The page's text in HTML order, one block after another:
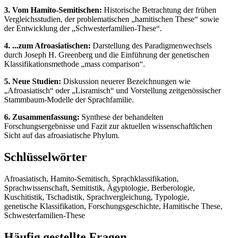
3. Vom Hamito-Semitischen: Historische Betrachtung der frühen
Vergleichsstudien, der problematischen „hamitischen These“ sowie
der Entwicklung der „Schwesterfamilien-These“.
4. ...zum Afroasiatischen: Darstellung des Paradigmenwechsels
durch Joseph H. Greenberg und die Einführung der genetischen
Klassifikationsmethode „mass comparison“.
5. Neue Studien: Diskussion neuerer Bezeichnungen wie
„Afroasiatisch“ oder „Lisramisch“ und Vorstellung zeitgenössischer
Stammbaum-Modelle der Sprachfamilie.
6. Zusammenfassung: Synthese der behandelten
Forschungsergebnisse und Fazit zur aktuellen wissenschaftlichen
Sicht auf das afroasiatische Phylum.
Schlüsselwörter
Afroasiatisch, Hamito-Semitisch, Sprachklassifikation,
Sprachwissenschaft, Semitistik, Ägyptologie, Berberologie,
Kuschitistik, Tschadistik, Sprachvergleichung, Typologie,
genetische Klassifikation, Forschungsgeschichte, Hamitische These,
Schwesterfamilien-These